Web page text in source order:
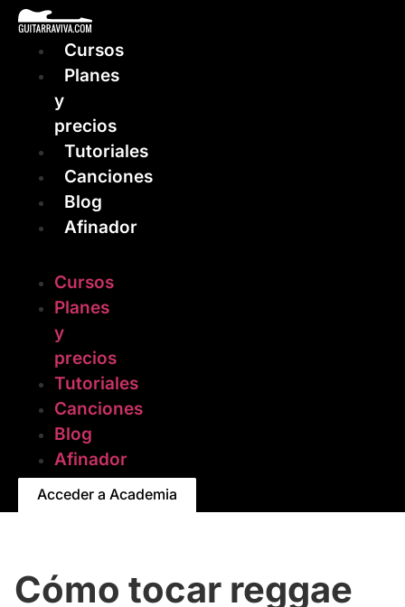
contenidoCursos
Planes
y
precios
Tutoriales
Canciones
Blog
Afinador
Cursos
Planes
y
precios
Tutoriales
Canciones
Blog
Afinador
Acceder a Academia
Cómo tocar reggae